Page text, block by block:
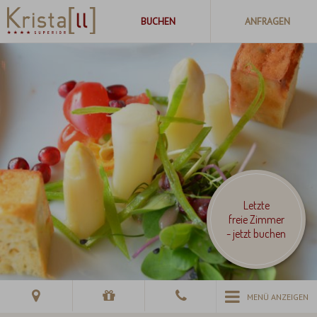
Letzte
freie Zimmer
- jetzt buchen
MENÜ ANZEIGEN